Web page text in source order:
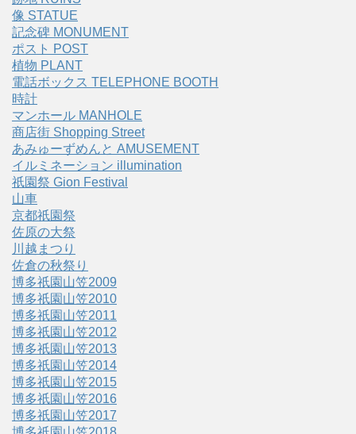
像 STATUE
記念碑 MONUMENT
ポスト POST
植物 PLANT
電話ボックス TELEPHONE BOOTH
時計
マンホール MANHOLE
商店街 Shopping Street
あみゅーずめんと AMUSEMENT
イルミネーション illumination
祇園祭 Gion Festival
山車
京都祇園祭
佐原の大祭
川越まつり
佐倉の秋祭り
博多祇園山笠2009
博多祇園山笠2010
博多祇園山笠2011
博多祇園山笠2012
博多祇園山笠2013
博多祇園山笠2014
博多祇園山笠2015
博多祇園山笠2016
博多祇園山笠2017